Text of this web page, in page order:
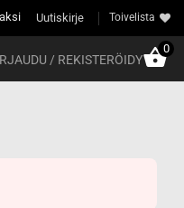
Uutiskirje Toivelista
/ REKISTERÖIDY
0